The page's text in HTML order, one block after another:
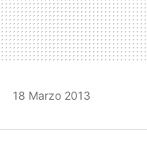
18 Marzo 2013